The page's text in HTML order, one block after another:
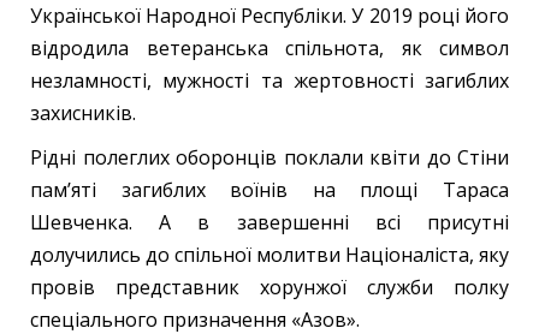
Української Народної Республіки. У 2019 році його
відродила ветеранська спільнота, як символ
незламності, мужності та жертовності загиблих
захисників.
Рідні полеглих оборонців поклали квіти до Стіни
пам’яті загиблих воїнів на площі Тараса
Шевченка. А в завершенні всі присутні
долучились до спільної молитви Націоналіста, яку
провів представник хорунжої служби полку
спеціального призначення «Азов».